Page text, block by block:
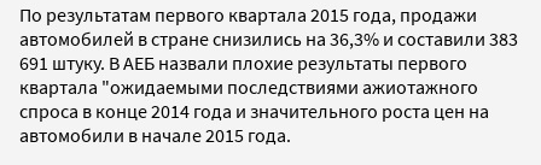
По результатам первого квартала 2015 года, продажи
автомобилей в стране снизились на 36,3% и составили 383
691 штуку. В АЕБ назвали плохие результаты первого
квартала "ожидаемыми последствиями ажиотажного
спроса в конце 2014 года и значительного роста цен на
автомобили в начале 2015 года.